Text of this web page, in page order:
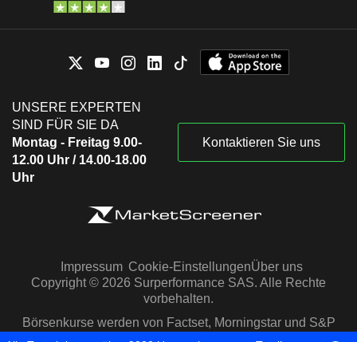
UNSERE EXPERTEN
SIND FÜR SIE DA
Montag - Freitag 9.00-
12.00 Uhr / 14.00-18.00
Uhr
Kontaktieren Sie uns
Impressum Cookie-EinstellungenÜber uns
Copyright © 2026 Surperformance SAS. Alle Rechte
vorbehalten.
Börsenkurse werden von Factset, Morningstar und S&P
Capital IQ zur Verfügung gestellt